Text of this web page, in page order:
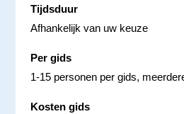
Tijdsduur
Afhankelijk van uw keuze
Per gids
1-15 personen per gids,
Kosten gids